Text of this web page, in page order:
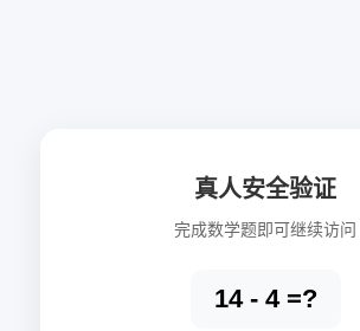
真人安全验证
完成数学题即可继续访问
14 - 4 =?